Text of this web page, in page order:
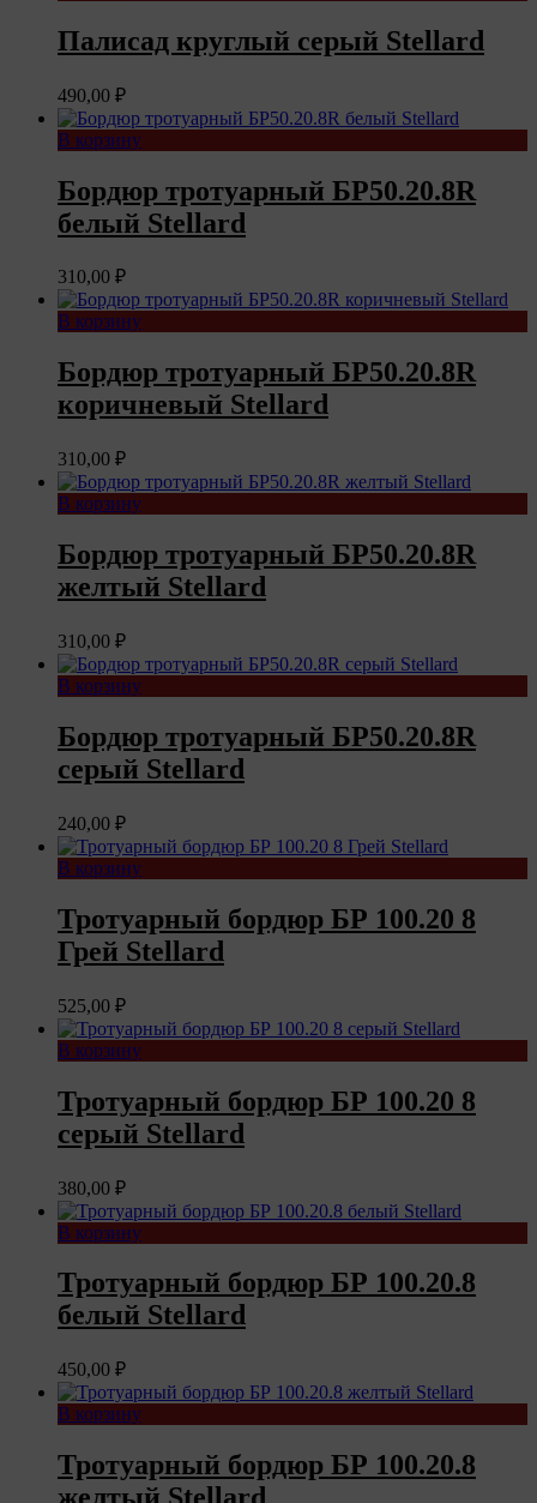
Палисад круглый серый Stellard
490,00 ₽
В корзину
Бордюр тротуарный БР50.20.8R
белый Stellard
310,00 ₽
В корзину
Бордюр тротуарный БР50.20.8R
коричневый Stellard
310,00 ₽
В корзину
Бордюр тротуарный БР50.20.8R
желтый Stellard
310,00 ₽
В корзину
Бордюр тротуарный БР50.20.8R
серый Stellard
240,00 ₽
В корзину
Тротуарный бордюр БР 100.20 8
Грей Stellard
525,00 ₽
В корзину
Тротуарный бордюр БР 100.20 8
серый Stellard
380,00 ₽
В корзину
Тротуарный бордюр БР 100.20.8
белый Stellard
450,00 ₽
В корзину
Тротуарный бордюр БР 100.20.8